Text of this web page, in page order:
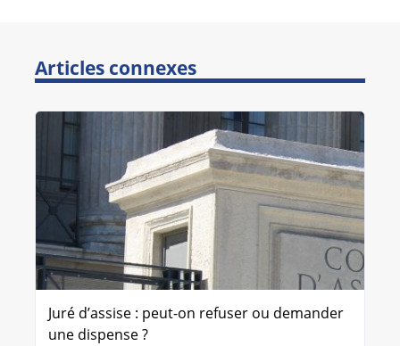
Articles connexes
Juré d’assise : peut-on refuser ou demander
une dispense ?